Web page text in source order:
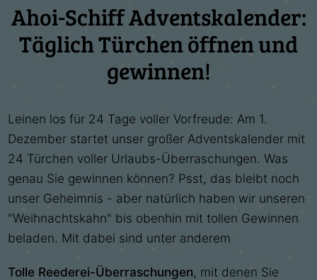
Ahoi-Schiff Adventskalender:
Täglich Türchen öffnen und
gewinnen!
Leinen los für 24 Tage voller Vorfreude: Am 1.
Dezember startet unser großer Adventskalender mit
24 Türchen voller Urlaubs-Überraschungen. Was
genau Sie gewinnen können? Psst, das bleibt noch
unser Geheimnis - aber natürlich haben wir unseren
"Weihnachtskahn" bis obenhin mit tollen Gewinnen
beladen. Mit dabei sind unter anderem
Tolle Reederei-Überraschungen, mit denen Sie